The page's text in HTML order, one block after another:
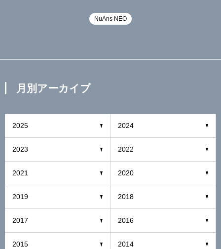
NuAns NEO
月別アーカイブ
2025 2024
2023 2022
2021 2020
2019 2018
2017 2016
2015 2014